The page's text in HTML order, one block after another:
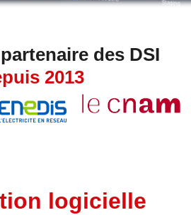
des DSI
2013
logicielle